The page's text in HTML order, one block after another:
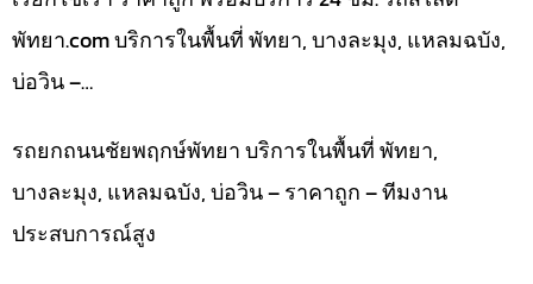
พัทยา.com บริการในพื้นที่ พัทยา, บางละมุง, แหลมฉบัง,
บ่อวิน –…
รถยกถนนชัยพฤกษ์พัทยา บริการในพื้นที่ พัทยา,
บางละมุง, แหลมฉบัง, บ่อวิน – ราคาถูก – ทีมงาน
ประสบการณ์สูง